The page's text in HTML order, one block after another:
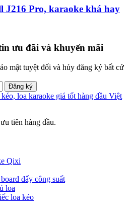
J216 Pro, karaoke khá hay
ưu đãi và khuyến mãi
mật tuyệt đối và hủy đăng ký bất cứ
Đăng ký
tiên hàng đầu.
Qixi
đẩy công suất
loa
loa kéo